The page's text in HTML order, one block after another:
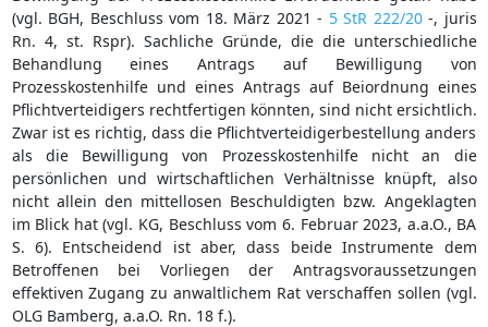
(vgl. BGH, Beschluss vom 18. März 2021 - 5 StR 222/20-, juris
Rn. 4, st. Rspr). Sachliche Gründe, die die unterschiedliche
Behandlung eines Antrags auf Bewilligung von
Prozesskostenhilfe und eines Antrags auf Beiordnung eines
Pflichtverteidigers rechtfertigen könnten, sind nicht ersichtlich.
Zwar ist es richtig, dass die Pflichtverteidigerbestellung anders
als die Bewilligung von Prozesskostenhilfe nicht an die
persönlichen und wirtschaftlichen Verhältnisse knüpft, also
nicht allein den mittellosen Beschuldigten bzw. Angeklagten
im Blick hat (vgl. KG, Beschluss vom 6. Februar 2023, a.a.O., BA
S. 6). Entscheidend ist aber, dass beide Instrumente dem
Betroffenen bei Vorliegen der Antragsvoraussetzungen
effektiven Zugang zu anwaltlichem Rat verschaffen sollen (vgl.
OLG Bamberg, a.a.O. Rn. 18 f.).